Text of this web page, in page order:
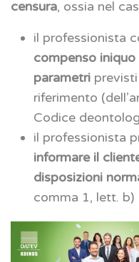
censura, ossia nel
il professionista
compenso
parametri
riferimento
Codice
il professionista
informare il
disposizioni
comma 1, lett.